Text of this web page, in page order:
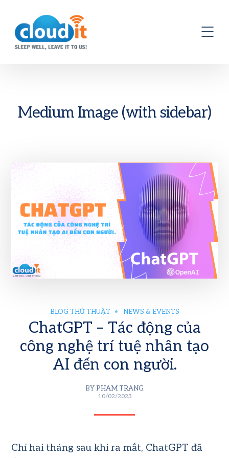
Medium Image (with sidebar)
BLOG THỦ THUẬT NEWS & EVENTS
ChatGPT – Tác động của
công nghệ trí tuệ nhân tạo
AI đến con người.
BY PHAM TRANG
10/02/2023
Chỉ hai tháng sau khi ra mắt, ChatGPT đã